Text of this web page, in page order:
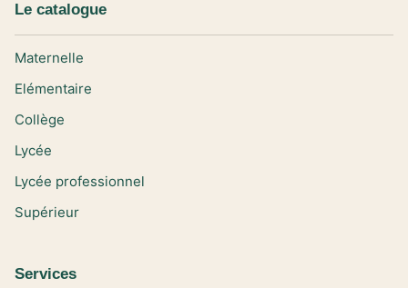
Le catalogue
Maternelle
Elémentaire
Collège
Lycée
Lycée professionnel
Supérieur
Services